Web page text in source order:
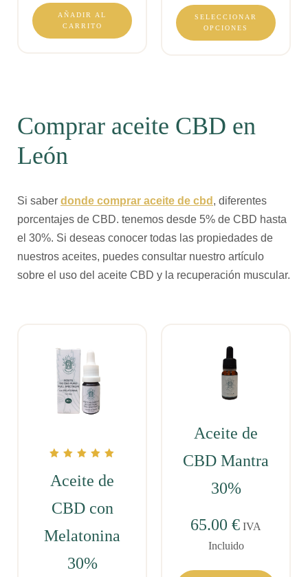
AÑADIR AL
CARRITO
SELECCIONAR
OPCIONES
Comprar aceite CBD en
León
Si saber donde comprar aceite de cbd , diferentes
porcentajes de CBD. tenemos desde 5% de CBD hasta
el 30%. Si deseas conocer todas las propiedades de
nuestros aceites, puedes consultar nuestro artículo
sobre el uso del aceite CBD y la recuperación muscular.
5.00
de 5
Aceite de
CBD con
Melatonina
30%
Aceite de
CBD Mantra
30%
65.00 € IVA
Incluido